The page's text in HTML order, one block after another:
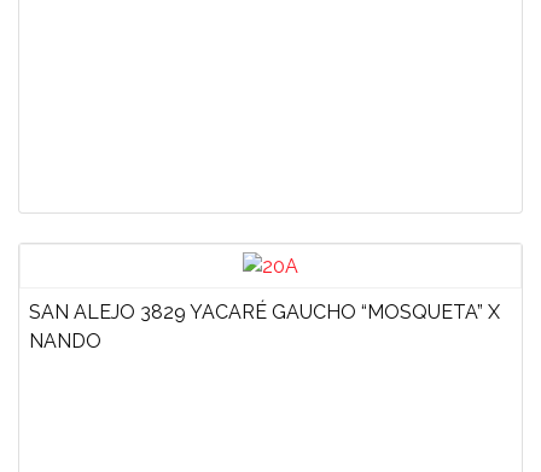
SAN ALEJO 3829 YACARÉ GAUCHO “MOSQUETA” X
NANDO